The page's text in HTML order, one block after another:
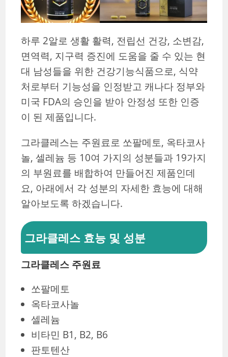
하루 2알로 생활 활력, 전립선 건강, 소변감,
면역력, 지구력 증진에 도움을 줄 수 있는 현
대 남성들을 위한 건강기능식품으로, 식약
처로부터 기능성을 인정받고 캐나다 정부와
미국 FDA의 승인을 받아 안정성 또한 인증
이 된 제품입니다.
그라클레스는 주원료로 쏘팔메토, 옥타코사
놀, 셀레늄 등 10여 가지의 성분들과 19가지
의 부원료를 배합하여 만들어진 제품인데
요, 아래에서 각 성분의 자세한 효능에 대해
알아보도록 하겠습니다.
그라클레스 효능 및 성분
그라클레스 주원료
쏘팔메토
옥타코사놀
셀레늄
비타민 B1, B2, B6
판토텐산